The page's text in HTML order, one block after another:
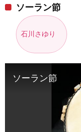
ソーラン節
石川さゆり
ソーラン節